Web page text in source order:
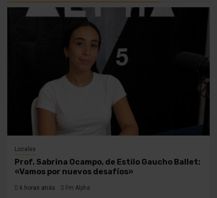
Locales
Prof. Sabrina Ocampo, de Estilo Gaucho Ballet:
«Vamos por nuevos desafíos»
6 horas atrás Fm Alpha